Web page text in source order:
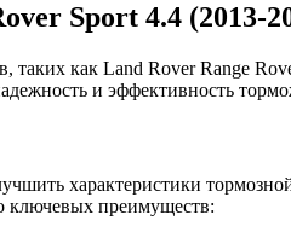
Sport 4.4 (2013-
как Land Rover Range
и эффективность
характеристики
ключевых преимуществ: